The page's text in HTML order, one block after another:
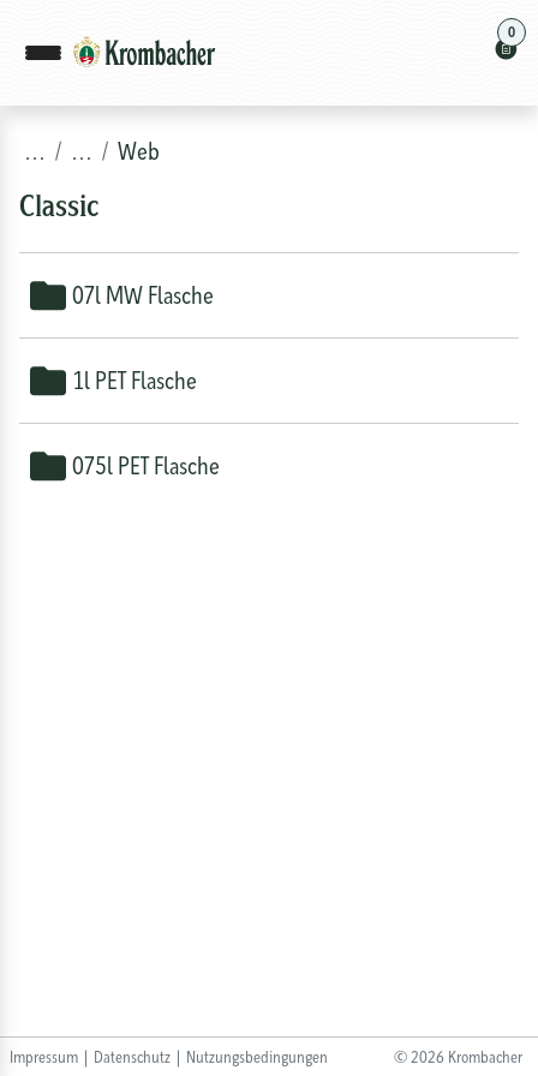
0
… … Web
Classic
07l MW Flasche
1l PET Flasche
075l PET Flasche
Impressum | Datenschutz | Nutzungsbedingungen © 2026 Krombacher